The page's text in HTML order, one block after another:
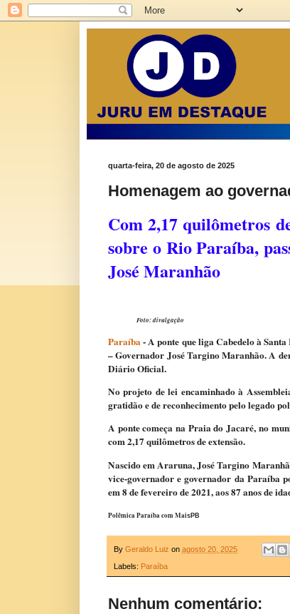
quarta-feira, 20 de agosto de 2025
Homenagem ao
Com 2,17 quilômetros
sobre o Rio Paraíba,
José Maranhão
Foto: divulgação
Paraíba- A ponte que liga Cabedelo à
– Governador José Targino Maranhão. A
Diário Oficial.
No projeto de lei encaminhado à
gratidão e de reconhecimento pelo legado
A ponte começa na Praia do Jacaré, no
com 2,17 quilômetros de extensão.
Nascido em Araruna, José Targino
vice-governador e governador da Paraíba
em 8 de fevereiro de 2021, aos 87 anos de
Polêmica Paraíba com MaisPB
By Geraldo Luiz on agosto 20, 2025
Labels: Paraíba
Nenhum comentário: